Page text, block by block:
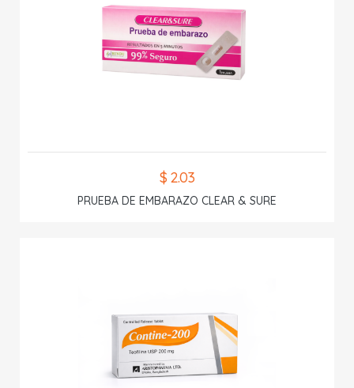
$ 2.03
PRUEBA DE EMBARAZO CLEAR & SURE